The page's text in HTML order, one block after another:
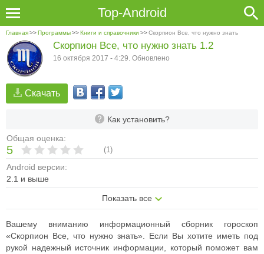
Top-Android
Главная>>Программы>>Книги и справочники >>Скорпион Все, что нужно знать
Скачать
Как установить?
Общая оценка:
5 (1)
Android версии:
2.1 и выше
Показать все
Скорпион Все, что нужно знать 1.2
16 октября 2017 - 4:29. Обновлено
Вашему вниманию информационный сборник гороскоп
«Скорпион Все, что нужно знать». Если Вы хотите иметь под
рукой надежный источник информации, который поможет вам